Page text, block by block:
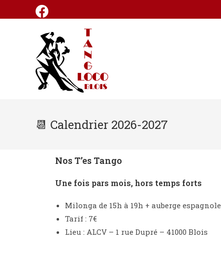
📆 Calendrier 2026-2027
Nos T’es Tango
Une fois pars mois, hors temps forts
Milonga de 15h à 19h + auberge espagnole
Tarif : 7€
Lieu : ALCV – 1 rue Dupré – 41000 Blois